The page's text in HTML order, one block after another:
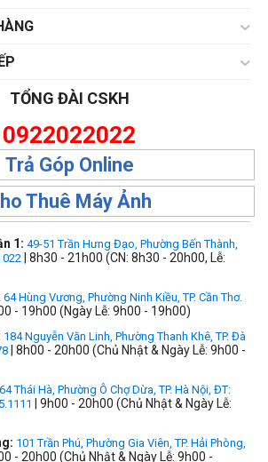
TỔNG ĐÀI CSKH
0922022022
Trả Góp Online
Thuê Máy Ảnh
1: 49-51 Trần Hưng Đạo, Phường Bến Thành,
022 | 8h30 - 21h00 (CN: 8h30 - 20h00, Lễ:
64 Hùng Vương, Phường Ninh Kiều, TP. Cần Thơ.
- 19h00 (Ngày Lễ: 9h00 - 19h00)
184 Nguyễn Văn Linh, Phường Thanh Khê, TP. Đà
| 8h00 - 20h00 (Chủ Nhật & Ngày Lễ: 9h00 -
Thái Hà, Phường Ô Chợ Dừa, TP. Hà Nội, ĐT:
| 9h00 - 20h00 (Chủ Nhật & Ngày Lễ:
101 Trần Phú, Phường Gia Viên, TP. Hải Phòng,
- 20h00 (Chủ Nhật & Ngày Lễ: 9h00 -